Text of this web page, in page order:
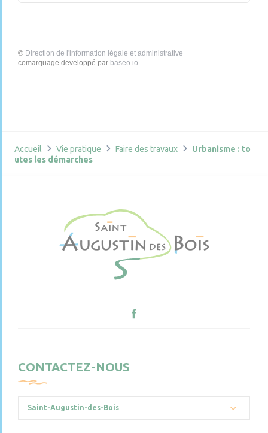
© Direction de l'information légale et administrative
comarquage developpé par baseo.io
Accueil Vie pratique Faire des travaux
Urbanisme : to
utes les démarches
CONTACTEZ-NOUS
Saint-Augustin-des-Bois